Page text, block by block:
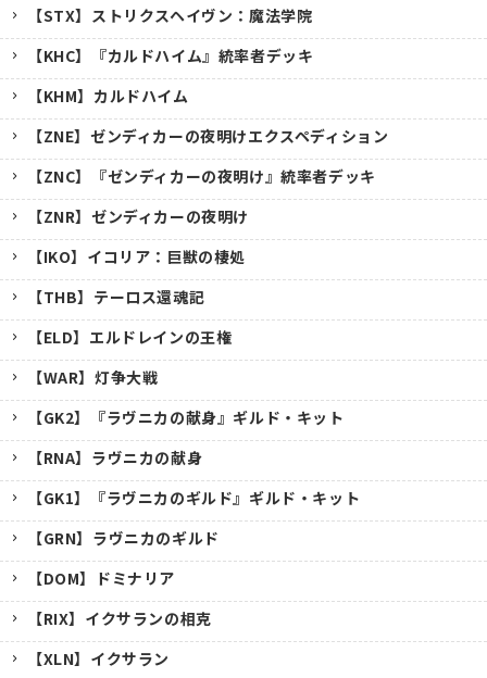
【STX】ストリクスヘイヴン：魔法学院
【KHC】『カルドハイム』統率者デッキ
【KHM】カルドハイム
【ZNE】ゼンディカーの夜明けエクスペディション
【ZNC】『ゼンディカーの夜明け』統率者デッキ
【ZNR】ゼンディカーの夜明け
【IKO】イコリア：巨獣の棲処
【THB】テーロス還魂記
【ELD】エルドレインの王権
【WAR】灯争大戦
【GK2】『ラヴニカの献身』ギルド・キット
【RNA】ラヴニカの献身
【GK1】『ラヴニカのギルド』ギルド・キット
【GRN】ラヴニカのギルド
【DOM】ドミナリア
【RIX】イクサランの相克
【XLN】イクサラン